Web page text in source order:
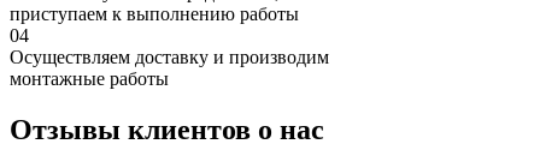
приступаем к выполнению работы
04
Осуществляем доставку и производим
монтажные работы
Отзывы клиентов о нас